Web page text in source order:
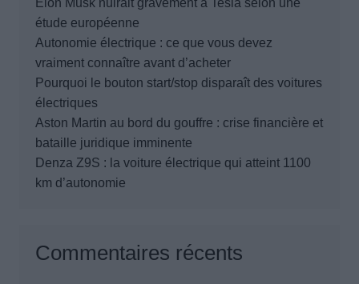
Elon Musk nuirait gravement à Tesla selon une
étude européenne
Autonomie électrique : ce que vous devez
vraiment connaître avant d’acheter
Pourquoi le bouton start/stop disparaît des voitures
électriques
Aston Martin au bord du gouffre : crise financière et
bataille juridique imminente
Denza Z9S : la voiture électrique qui atteint 1100
km d’autonomie
Commentaires récents